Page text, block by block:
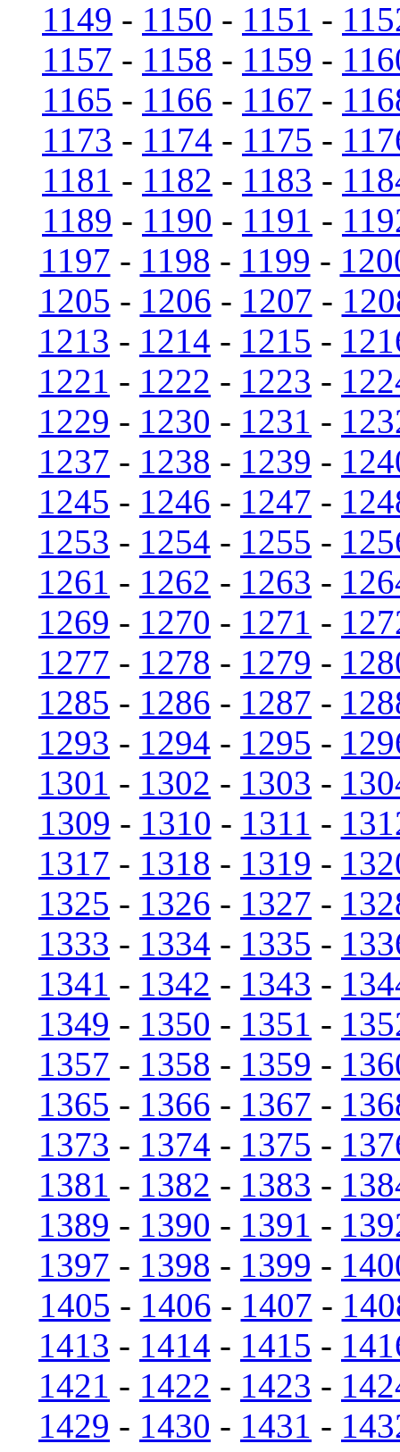
1149 - 1150 - 1151 -
1157 - 1158 - 1159 -
1165 - 1166 - 1167 -
1173 - 1174 - 1175 -
1181 - 1182 - 1183 -
1189 - 1190 - 1191 -
1197 - 1198 - 1199 -
1205 - 1206 - 1207 -
1213 - 1214 - 1215 -
1221 - 1222 - 1223 -
1229 - 1230 - 1231 -
1237 - 1238 - 1239 -
1245 - 1246 - 1247 -
1253 - 1254 - 1255 -
1261 - 1262 - 1263 -
1269 - 1270 - 1271 -
1277 - 1278 - 1279 -
1285 - 1286 - 1287 -
1293 - 1294 - 1295 -
1301 - 1302 - 1303 -
1309 - 1310 - 1311 -
1317 - 1318 - 1319 -
1325 - 1326 - 1327 -
1333 - 1334 - 1335 -
1341 - 1342 - 1343 -
1349 - 1350 - 1351 -
1357 - 1358 - 1359 -
1365 - 1366 - 1367 -
1373 - 1374 - 1375 -
1381 - 1382 - 1383 -
1389 - 1390 - 1391 -
1397 - 1398 - 1399 -
1405 - 1406 - 1407 -
1413 - 1414 - 1415 -
1421 - 1422 - 1423 -
1429 - 1430 - 1431 -